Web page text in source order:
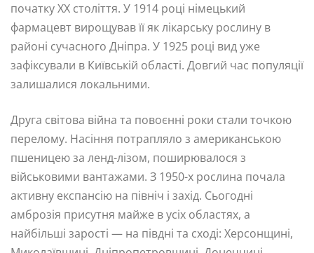
початку XX століття. У 1914 році німецький
фармацевт вирощував її як лікарську рослину в
районі сучасного Дніпра. У 1925 році вид уже
зафіксували в Київській області. Довгий час популяції
залишалися локальними.
Друга світова війна та повоєнні роки стали точкою
перелому. Насіння потрапляло з американською
пшеницею за ленд-лізом, поширювалося з
військовими вантажами. З 1950-х рослина почала
активну експансію на північ і захід. Сьогодні
амброзія присутня майже в усіх областях, а
найбільші зарості — на півдні та сході: Херсонщині,